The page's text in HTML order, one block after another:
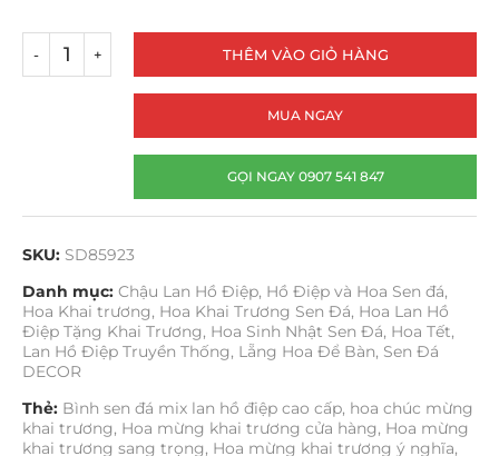
THÊM VÀO GIỎ HÀNG
MUA NGAY
GỌI NGAY 0907 541 847
SKU: SD85923
Danh mục: Chậu Lan Hồ Điệp, Hồ Điệp và Hoa Sen đá,
Hoa Khai trương, Hoa Khai Trương Sen Đá, Hoa Lan Hồ
Điệp Tặng Khai Trương, Hoa Sinh Nhật Sen Đá, Hoa Tết,
Lan Hồ Điệp Truyền Thống, Lẵng Hoa Để Bàn, Sen Đá
DECOR
Thẻ: Bình sen đá mix lan hồ điệp cao cấp, hoa chúc mừng
khai trương, Hoa mừng khai trương cửa hàng, Hoa mừng
khai trương sang trọng, Hoa mừng khai trương ý nghĩa,